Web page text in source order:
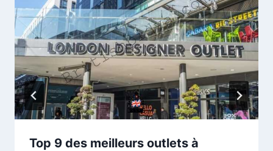
Top 9 des meilleurs outlets à